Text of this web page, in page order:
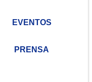
EVENTOS
PRENSA